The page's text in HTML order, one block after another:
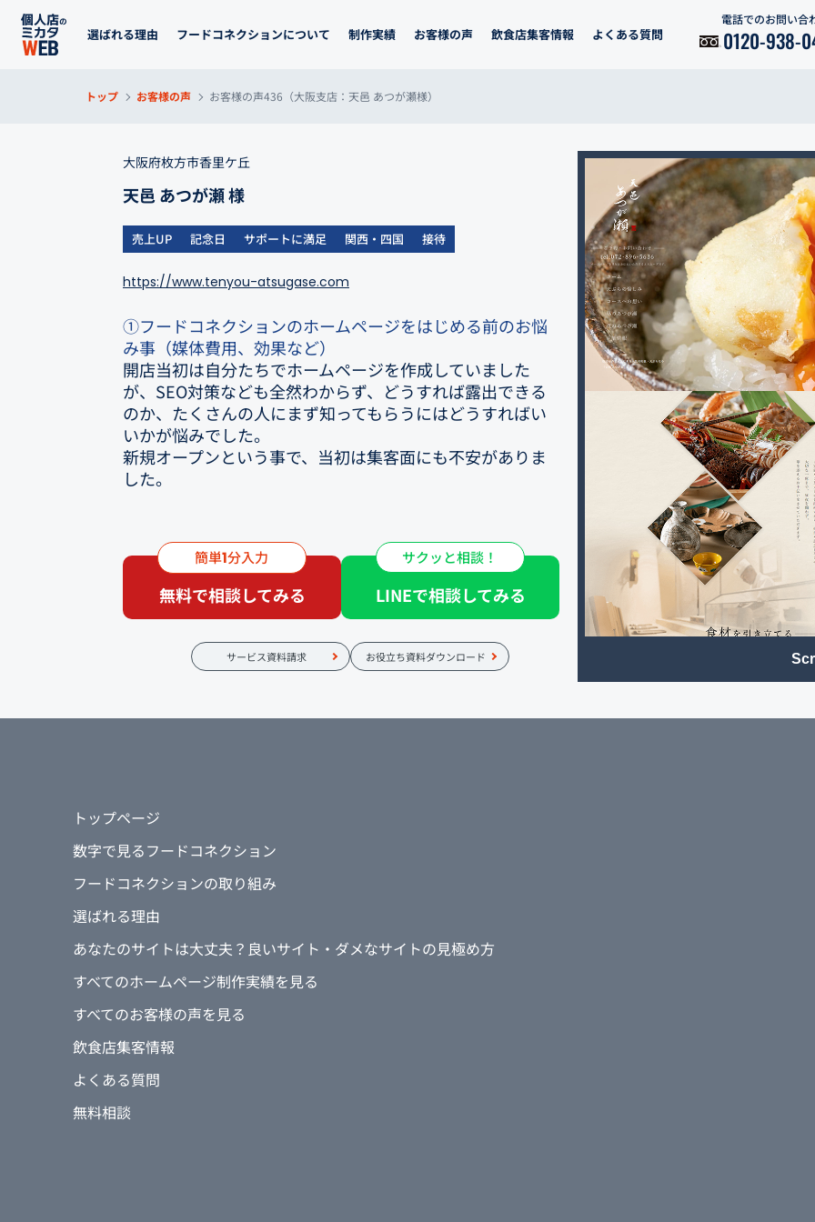
選ばれる理由 フードコネクションについて 制作実績 お客様の声 飲食店集客情報 よくある質問
電話でのお問い合
0120-938-
トップ お客様の声 お客様の声436（大阪支店：天邑 あつが瀬様）
大阪府枚方市香里ケ丘
天邑 あつが瀬 様
売上UP 記念日 サポートに満足 関西・四国 接待
https://www.tenyou-atsugase.com
①フードコネクションのホームページをはじめる前のお悩
み事（媒体費用、効果など）
開店当初は自分たちでホームページを作成していました
が、SEO対策なども全然わからず、どうすれば露出できる
のか、たくさんの人にまず知ってもらうにはどうすればい
いかが悩みでした。
新規オープンという事で、当初は集客面にも不安がありま
した。
とてもきれいでいいホームページだなあ、というのが第一
印象でした。
接待や記念日利用などをとっていきたいと思っており、フ
ードコネクションさんの制作実績を見て、「これなら幹事
じました。
先輩や知り合い、勉強で調べていた良いお店さんがフード
まずは沢山の人にお店の事を知ってもらうことでした。郊
外の駅から離れた場所にお店は位置しており、通りがかる
のはご近所さんのみ。それでもホームページを作ってか
ら、枚方市内の方々はもちろん、関西圏の大阪以外の他府
県全域からお客様がお見えになるようになりました。
⑤制作中のフードコネクションの仕事で感じたことや、特
に満足していることは？
都度都度に店の方向性やコース構成などズレがないか確認
してくださり、私たちの考えていることを文字として起こ
してくださり感謝しています。
➅制作後、一番変わったこと
完全予約制なのですが、新規の方がご予約いただく際にも
簡単1分入力
無料で相談してみる
サクッと相談！
LINEで相談してみる
サービス資料請求 お役立ち資料ダウンロード
トップページ
数字で見るフードコネクション
フードコネクションの取り組み
選ばれる理由
あなたのサイトは大丈夫？良いサイト・ダメなサイトの見極め方
すべてのホームページ制作実績を見る
すべてのお客様の声を見る
飲食店集客情報
よくある質問
無料相談